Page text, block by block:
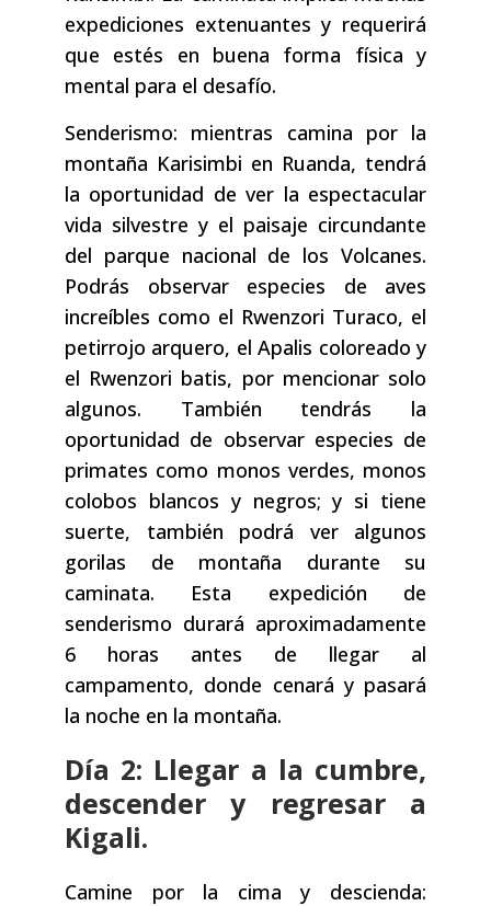
expediciones extenuantes y requerirá
que estés en buena forma física y
mental para el desafío.
Senderismo: mientras camina por la
montaña Karisimbi en Ruanda, tendrá
la oportunidad de ver la espectacular
vida silvestre y el paisaje circundante
del parque nacional de los Volcanes.
Podrás observar especies de aves
increíbles como el Rwenzori Turaco, el
petirrojo arquero, el Apalis coloreado y
el Rwenzori batis, por mencionar solo
algunos. También tendrás la
oportunidad de observar especies de
primates como monos verdes, monos
colobos blancos y negros; y si tiene
suerte, también podrá ver algunos
gorilas de montaña durante su
caminata. Esta expedición de
senderismo durará aproximadamente
6 horas antes de llegar al
campamento, donde cenará y pasará
la noche en la montaña.
Día 2: Llegar a la cumbre,
descender y regresar a
Kigali.
Camine por la cima y descienda: